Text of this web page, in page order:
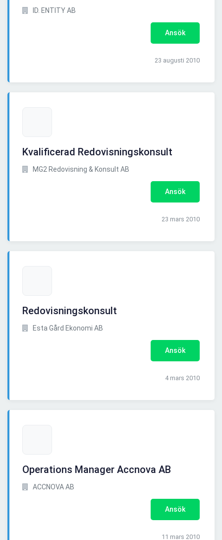
ID. ENTITY AB
Ansök
23 augusti 2010
Kvalificerad Redovisningskonsult
MG2 Redovisning & Konsult AB
Ansök
23 mars 2010
Redovisningskonsult
Esta Gård Ekonomi AB
Ansök
4 mars 2010
Operations Manager Accnova AB
ACCNOVA AB
Ansök
11 mars 2010